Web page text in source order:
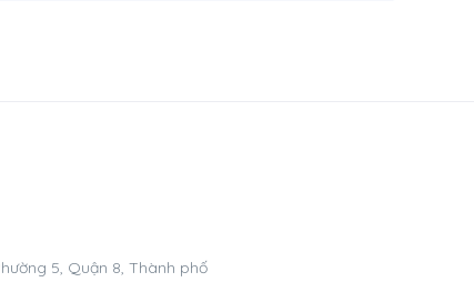
5, Quận 8, Thành phố